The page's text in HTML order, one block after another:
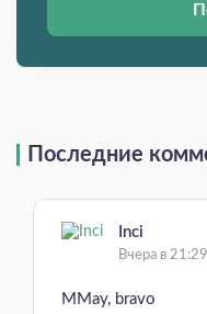
Последние
Inci
Вчера в 21:29
MMay, bravo